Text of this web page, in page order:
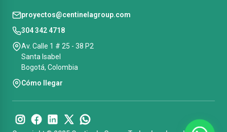
proyectos@centinelagroup.com
304 342 4718
Av. Calle 1 # 25 - 38 P2
Santa Isabel
Bogotá, Colombia
Cómo llegar